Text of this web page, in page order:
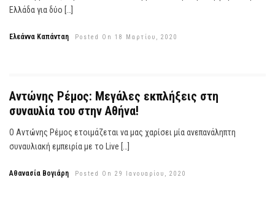
Ελλάδα για δύο […]
Ελεάννα Καπάνταη Posted On 18 Μαρτίου, 2020
Αντώνης Ρέμος: Μεγάλες εκπλήξεις στη
συναυλία του στην Αθήνα!
Ο Αντώνης Ρέμος ετοιμάζεται να μας χαρίσει μία ανεπανάληπτη
συναυλιακή εμπειρία με το Live […]
Αθανασία Βογιάρη Posted On 29 Ιανουαρίου, 2020